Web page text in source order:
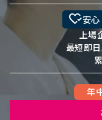
heart_check安心
上場
最短即
年